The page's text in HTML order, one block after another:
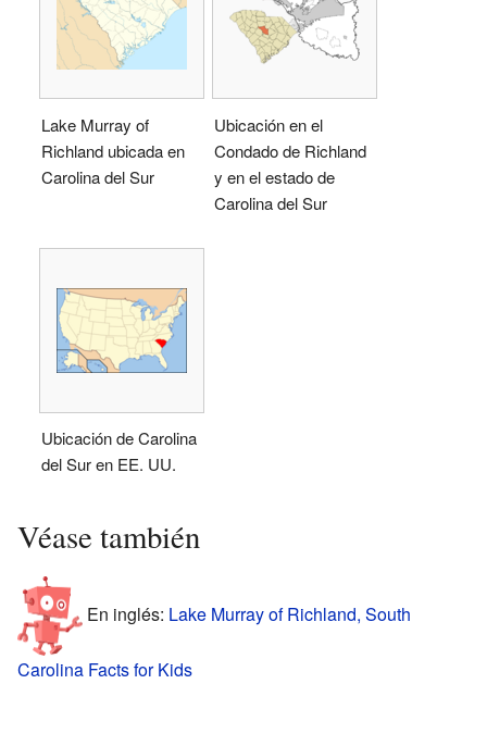
Lake Murray of
Richland ubicada en
Carolina del Sur
Ubicación en el
Condado de Richland
y en el estado de
Carolina del Sur
Ubicación de Carolina
del Sur en EE. UU.
Véase también
En inglés: Lake Murray of Richland, South
Carolina Facts for Kids